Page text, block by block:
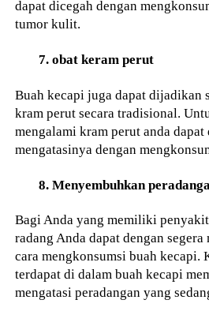
dapat dicegah dengan
tumor kulit.
7. obat keram perut
Buah kecapi juga dapat dijadikan
kram perut secara tradisional.
mengalami kram perut anda dapat
mengatasinya dengan
8. Menyembuhkan
Bagi Anda yang memiliki
radang Anda dapat dengan
cara mengkonsumsi buah kecapi.
terdapat di dalam buah kecapi
mengatasi peradangan yang